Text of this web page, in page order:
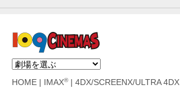
HOME IMAX®| 4DX/SCREENX/ULTRA 4DX